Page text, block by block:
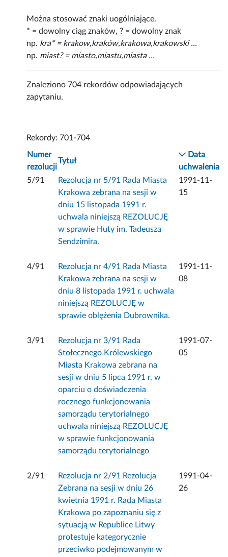
Można stosować znaki uogólniające.
* = dowolny ciąg znaków, ? = dowolny znak
np. kra* = krakow,kraków,krakowa,krakowski ...
np. miast? = miasto,miastu,miasta ...
Znaleziono 704 rekordów odpowiadających
zapytaniu.
Rekordy: 701-704
Numer
rezolucji
Tytuł
Data
uchwalenia
5/91
Rezolucja nr 5/91 Rada Miasta
Krakowa zebrana na sesji w
dniu 15 listopada 1991 r.
uchwala niniejszą REZOLUCJĘ
w sprawie Huty im. Tadeusza
Sendzimira.
1991-11-
15
4/91
Rezolucja nr 4/91 Rada Miasta
Krakowa zebrana na sesji w
dniu 8 listopada 1991 r. uchwala
niniejszą REZOLUCJĘ w
sprawie oblężenia Dubrownika.
1991-11-
08
3/91
Rezolucja nr 3/91 Rada
Stołecznego Królewskiego
Miasta Krakowa zebrana na
sesji w dniu 5 lipca 1991 r. w
oparciu o doświadczenia
rocznego funkcjonowania
samorządu terytorialnego
uchwala niniejszą REZOLUCJĘ
w sprawie funkcjonowania
samorządu terytorialnego
1991-07-
05
2/91
Rezolucja nr 2/91 Rezolucja
Zebrana na sesji w dniu 26
kwietnia 1991 r. Rada Miasta
Krakowa po zapoznaniu się z
sytuacją w Republice Litwy
protestuje kategorycznie
przeciwko podejmowanym w
1991-04-
26